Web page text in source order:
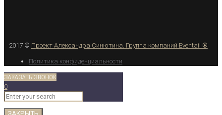
2017 © Проект Александра Синютина. Группа компаний Eventail ®
Политика конфиденциальности
ЗАКАЗАТЬ ЗВОНОК
0
ЗАКРЫТЬ